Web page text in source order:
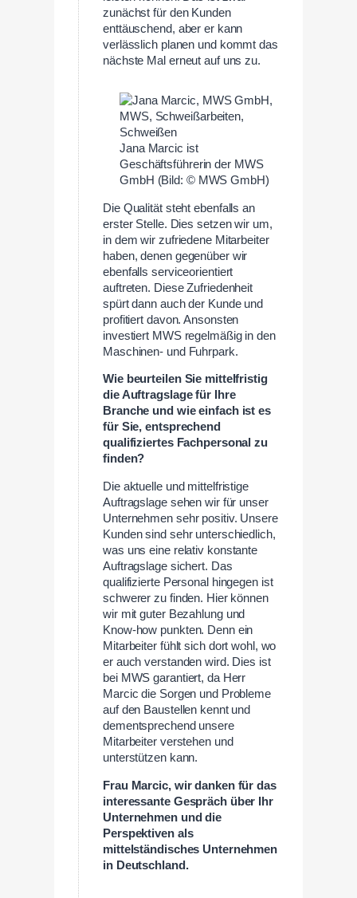
zunächst für den Kunden
enttäuschend, aber er kann
verlässlich planen und kommt das
nächste Mal erneut auf uns zu.
Jana Marcic ist
Geschäftsführerin der MWS
GmbH (Bild: © MWS GmbH)
Die Qualität steht ebenfalls an
erster Stelle. Dies setzen wir um,
in dem wir zufriedene Mitarbeiter
haben, denen gegenüber wir
ebenfalls serviceorientiert
auftreten. Diese Zufriedenheit
spürt dann auch der Kunde und
profitiert davon. Ansonsten
investiert MWS regelmäßig in den
Maschinen- und Fuhrpark.
Wie beurteilen Sie mittelfristig
die Auftragslage für Ihre
Branche und wie einfach ist es
für Sie, entsprechend
qualifiziertes Fachpersonal zu
finden?
Die aktuelle und mittelfristige
Auftragslage sehen wir für unser
Unternehmen sehr positiv. Unsere
Kunden sind sehr unterschiedlich,
was uns eine relativ konstante
Auftragslage sichert. Das
qualifizierte Personal hingegen ist
schwerer zu finden. Hier können
wir mit guter Bezahlung und
Know-how punkten. Denn ein
Mitarbeiter fühlt sich dort wohl, wo
er auch verstanden wird. Dies ist
bei MWS garantiert, da Herr
Marcic die Sorgen und Probleme
auf den Baustellen kennt und
dementsprechend unsere
Mitarbeiter verstehen und
unterstützen kann.
Frau Marcic, wir danken für das
interessante Gespräch über Ihr
Unternehmen und die
Perspektiven als
mittelständisches Unternehmen
in Deutschland.